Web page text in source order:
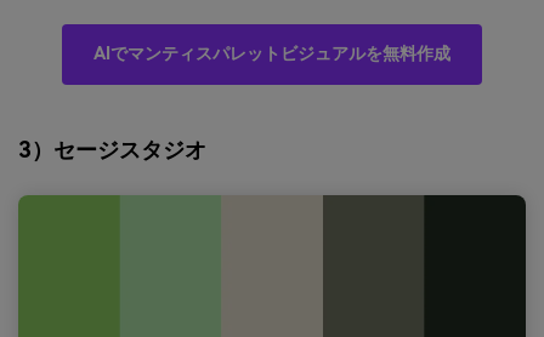
AIでマンティスパレットビジュアルを無料作成
3）セージスタジオ